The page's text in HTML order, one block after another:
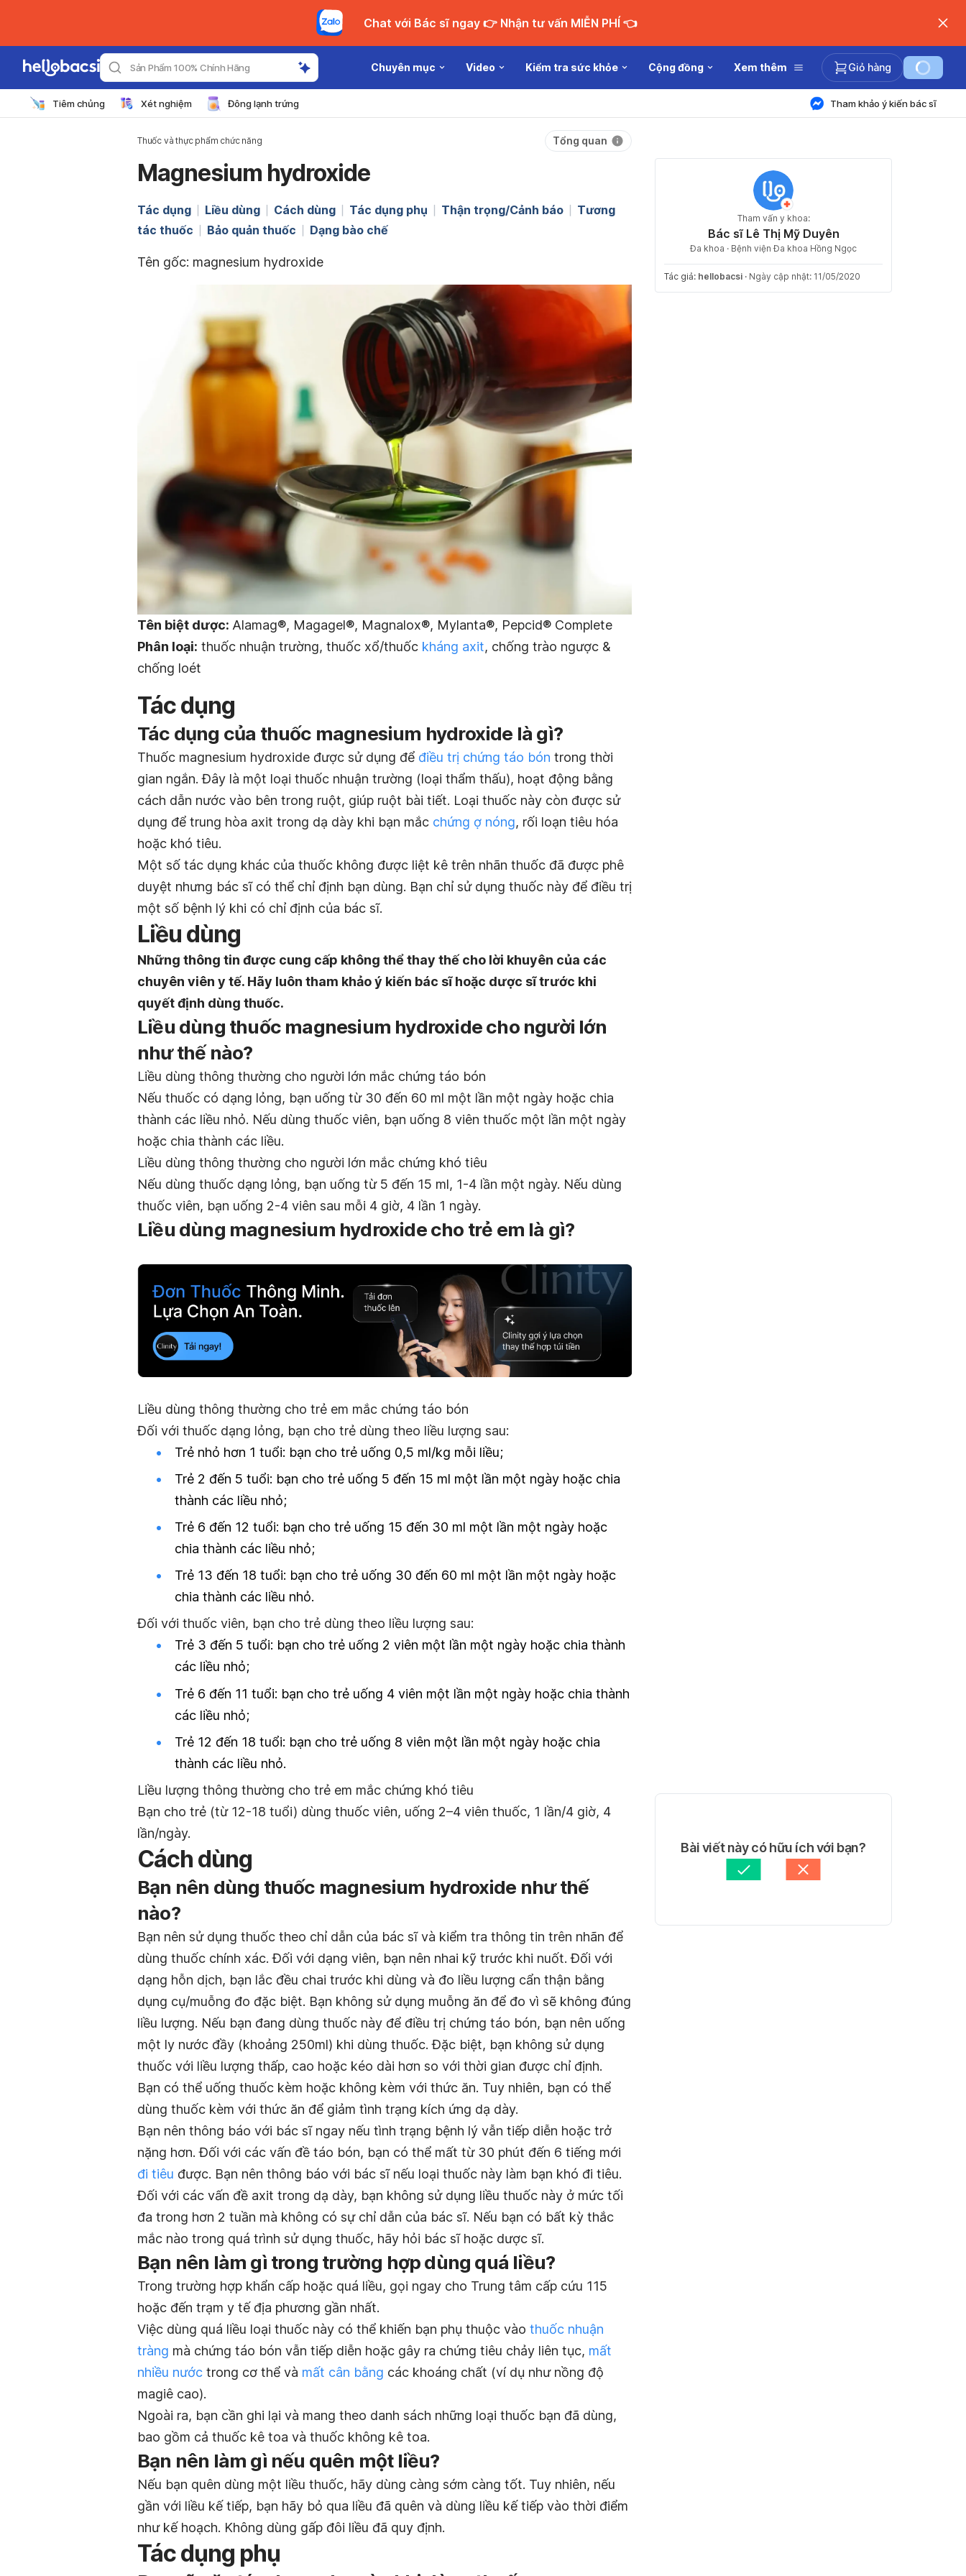
Chat với Bác sĩ ngay 👉 Nhận tư vấn MIỄN PHÍ 👈
Sản Phẩm 100% Chính Hãng Chuyên mục Video Kiểm tra sức khỏe Cộng đồng Xem thêm Giỏ hàng
Tiêm chủng Xét nghiệm Đông lạnh trứng Tham khảo ý kiến bác sĩ
Thuốc và thực phẩm chức năng Tổng quan
Magnesium hydroxide
Tác dụng Liều dùng Cách dùng Tác dụng phụ Thận trọng/Cảnh báo
Tương
tác thuốc
Bảo quản thuốc Dạng bào chế
Tên gốc: magnesium hydroxide
Tên biệt dược: Alamag®, Magagel®, Magnalox®, Mylanta®, Pepcid® Complete
Phân loại: thuốc nhuận trường, thuốc xổ/thuốc kháng axit, chống trào ngược &
chống loét
Tác dụng
Tác dụng của thuốc magnesium hydroxide là gì?
Thuốc magnesium hydroxide được sử dụng để điều trị chứng táo bón trong thời
gian ngắn. Đây là một loại thuốc nhuận trường (loại thẩm thấu), hoạt động bằng
cách dẫn nước vào bên trong ruột, giúp ruột bài tiết. Loại thuốc này còn được sử
dụng để trung hòa axit trong dạ dày khi bạn mắc chứng ợ nóng, rối loạn tiêu hóa
hoặc khó tiêu.
Một số tác dụng khác của thuốc không được liệt kê trên nhãn thuốc đã được phê
duyệt nhưng bác sĩ có thể chỉ định bạn dùng. Bạn chỉ sử dụng thuốc này để điều trị
một số bệnh lý khi có chỉ định của bác sĩ.
Liều dùng
Những thông tin được cung cấp không thể thay thế cho lời khuyên của các
chuyên viên y tế. Hãy luôn tham khảo ý kiến bác sĩ hoặc dược sĩ trước khi
quyết định dùng thuốc.
Liều dùng thuốc magnesium hydroxide cho người lớn
như thế nào?
Liều dùng thông thường cho người lớn mắc chứng táo bón
Nếu thuốc có dạng lỏng, bạn uống từ 30 đến 60 ml một lần một ngày hoặc chia
thành các liều nhỏ. Nếu dùng thuốc viên, bạn uống 8 viên thuốc một lần một ngày
hoặc chia thành các liều.
Liều dùng thông thường cho người lớn mắc chứng khó tiêu
Nếu dùng thuốc dạng lỏng, bạn uống từ 5 đến 15 ml, 1-4 lần một ngày. Nếu dùng
thuốc viên, bạn uống 2-4 viên sau mỗi 4 giờ, 4 lần 1 ngày.
Liều dùng magnesium hydroxide cho trẻ em là gì?
Liều dùng thông thường cho trẻ em mắc chứng táo bón
Đối với thuốc dạng lỏng, bạn cho trẻ dùng theo liều lượng sau:
Trẻ nhỏ hơn 1 tuổi: bạn cho trẻ uống 0,5 ml/kg mỗi liều;
Trẻ 2 đến 5 tuổi: bạn cho trẻ uống 5 đến 15 ml một lần một ngày hoặc chia
thành các liều nhỏ;
Trẻ 6 đến 12 tuổi: bạn cho trẻ uống 15 đến 30 ml một lần một ngày hoặc
chia thành các liều nhỏ;
Trẻ 13 đến 18 tuổi: bạn cho trẻ uống 30 đến 60 ml một lần một ngày hoặc
chia thành các liều nhỏ.
Đối với thuốc viên, bạn cho trẻ dùng theo liều lượng sau:
Trẻ 3 đến 5 tuổi: bạn cho trẻ uống 2 viên một lần một ngày hoặc chia thành
các liều nhỏ;
Trẻ 6 đến 11 tuổi: bạn cho trẻ uống 4 viên một lần một ngày hoặc chia thành
các liều nhỏ;
Trẻ 12 đến 18 tuổi: bạn cho trẻ uống 8 viên một lần một ngày hoặc chia
thành các liều nhỏ.
Liều lượng thông thường cho trẻ em mắc chứng khó tiêu
Bạn cho trẻ (từ 12-18 tuổi) dùng thuốc viên, uống 2–4 viên thuốc, 1 lần/4 giờ, 4
lần/ngày.
Cách dùng
Bạn nên dùng thuốc magnesium hydroxide như thế
nào?
Bạn nên sử dụng thuốc theo chỉ dẫn của bác sĩ và kiểm tra thông tin trên nhãn để
dùng thuốc chính xác. Đối với dạng viên, bạn nên nhai kỹ trước khi nuốt. Đối với
dạng hỗn dịch, bạn lắc đều chai trước khi dùng và đo liều lượng cẩn thận bằng
dụng cụ/muỗng đo đặc biệt. Bạn không sử dụng muỗng ăn để đo vì sẽ không đúng
liều lượng. Nếu bạn đang dùng thuốc này để điều trị chứng táo bón, bạn nên uống
một ly nước đầy (khoảng 250ml) khi dùng thuốc. Đặc biệt, bạn không sử dụng
thuốc với liều lượng thấp, cao hoặc kéo dài hơn so với thời gian được chỉ định.
Bạn có thể uống thuốc kèm hoặc không kèm với thức ăn. Tuy nhiên, bạn có thể
dùng thuốc kèm với thức ăn để giảm tình trạng kích ứng dạ dày.
Bạn nên thông báo với bác sĩ ngay nếu tình trạng bệnh lý vẫn tiếp diễn hoặc trở
nặng hơn. Đối với các vấn đề táo bón, bạn có thể mất từ 30 phút đến 6 tiếng mới
đi tiêu được. Bạn nên thông báo với bác sĩ nếu loại thuốc này làm bạn khó đi tiêu.
Đối với các vấn đề axit trong dạ dày, bạn không sử dụng liều thuốc này ở mức tối
đa trong hơn 2 tuần mà không có sự chỉ dẫn của bác sĩ. Nếu bạn có bất kỳ thắc
mắc nào trong quá trình sử dụng thuốc, hãy hỏi bác sĩ hoặc dược sĩ.
Bạn nên làm gì trong trường hợp dùng quá liều?
Trong trường hợp khẩn cấp hoặc quá liều, gọi ngay cho Trung tâm cấp cứu 115
hoặc đến trạm y tế địa phương gần nhất.
Việc dùng quá liều loại thuốc này có thể khiến bạn phụ thuộc vào thuốc nhuận
tràng mà chứng táo bón vẫn tiếp diễn hoặc gây ra chứng tiêu chảy liên tục, mất
nhiều nước trong cơ thể và mất cân bằng các khoáng chất (ví dụ như nồng độ
magiê cao).
Ngoài ra, bạn cần ghi lại và mang theo danh sách những loại thuốc bạn đã dùng,
bao gồm cả thuốc kê toa và thuốc không kê toa.
Bạn nên làm gì nếu quên một liều?
Nếu bạn quên dùng một liều thuốc, hãy dùng càng sớm càng tốt. Tuy nhiên, nếu
gần với liều kế tiếp, bạn hãy bỏ qua liều đã quên và dùng liều kế tiếp vào thời điểm
như kế hoạch. Không dùng gấp đôi liều đã quy định.
Tác dụng phụ
Tham vấn y khoa:
Bác sĩ Lê Thị Mỹ Duyên
Đa khoa · Bệnh viện Đa khoa Hồng Ngọc
Tác giả: hellobacsi · Ngày cập nhật: 11/05/2020
Bài viết này có hữu ích với bạn?